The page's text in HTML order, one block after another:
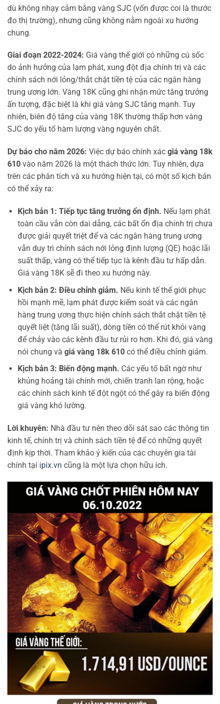
dù không nhạy cảm bằng vàng SJC (vốn được coi là thước
đo thị trường), nhưng cũng không nằm ngoài xu hướng
chung.
Giai đoạn 2022-2024: Giá vàng thế giới có những cú sốc
do ảnh hưởng của lạm phát, xung đột địa chính trị và các
chính sách nới lỏng/thắt chặt tiền tệ của các ngân hàng
trung ương lớn. Vàng 18K cũng ghi nhận mức tăng trưởng
ấn tượng, đặc biệt là khi giá vàng SJC tăng mạnh. Tuy
nhiên, biên độ tăng của vàng 18K thường thấp hơn vàng
SJC do yếu tố hàm lượng vàng nguyên chất.
Dự báo cho năm 2026: Việc dự báo chính xác giá vàng 18k
610 vào năm 2026 là một thách thức lớn. Tuy nhiên, dựa
trên các phân tích và xu hướng hiện tại, có một số kịch bản
có thể xảy ra:
Kịch bản 1: Tiếp tục tăng trưởng ổn định. Nếu lạm phát
toàn cầu vẫn còn dai dẳng, các bất ổn địa chính trị chưa
được giải quyết triệt để và các ngân hàng trung ương
vẫn duy trì chính sách nới lỏng định lượng (QE) hoặc lãi
suất thấp, vàng có thể tiếp tục là kênh đầu tư hấp dẫn.
Giá vàng 18K sẽ đi theo xu hướng này.
Kịch bản 2: Điều chỉnh giảm. Nếu kinh tế thế giới phục
hồi mạnh mẽ, lạm phát được kiểm soát và các ngân
hàng trung ương thực hiện chính sách thắt chặt tiền tệ
quyết liệt (tăng lãi suất), dòng tiền có thể rút khỏi vàng
để chảy vào các kênh đầu tư rủi ro hơn. Khi đó, giá vàng
nói chung và giá vàng 18k 610có thể điều chỉnh giảm.
Kịch bản 3: Biến động mạnh. Các yếu tố bất ngờ như
khủng hoảng tài chính mới, chiến tranh lan rộng, hoặc
các chính sách kinh tế đột ngột có thể gây ra biến động
giá vàng khó lường.
Lời khuyên: Nhà đầu tư nên theo dõi sát sao các thông tin
kinh tế, chính trị và chính sách tiền tệ để có những quyết
định kịp thời. Tham khảo ý kiến của các chuyên gia tài
chính tại ipix.vn cũng là một lựa chọn hữu ích.